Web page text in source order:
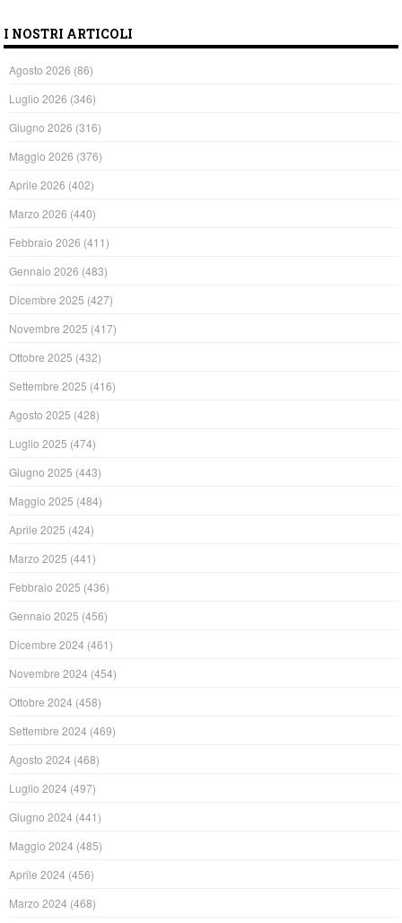
I NOSTRI ARTICOLI
Agosto 2026 (86)
Luglio 2026 (346)
Giugno 2026 (316)
Maggio 2026 (376)
Aprile 2026 (402)
Marzo 2026 (440)
Febbraio 2026 (411)
Gennaio 2026 (483)
Dicembre 2025 (427)
Novembre 2025 (417)
Ottobre 2025 (432)
Settembre 2025 (416)
Agosto 2025 (428)
Luglio 2025 (474)
Giugno 2025 (443)
Maggio 2025 (484)
Aprile 2025 (424)
Marzo 2025 (441)
Febbraio 2025 (436)
Gennaio 2025 (456)
Dicembre 2024 (461)
Novembre 2024 (454)
Ottobre 2024 (458)
Settembre 2024 (469)
Agosto 2024 (468)
Luglio 2024 (497)
Giugno 2024 (441)
Maggio 2024 (485)
Aprile 2024 (456)
Marzo 2024 (468)